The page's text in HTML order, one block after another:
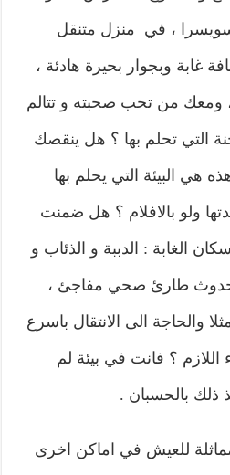
، في منزل متنقل
غابة وبجوار بحيرة هادئة ،
ومعك من تحب صحبته و تتالم
التي تحلم بها ؟ هل ينقصك
البيئة التي يحلم بها
ولو بالافلام ؟ هل ضمنت
الغابة : الدببة و الذئاب و
طارئ صحي مفاجئ ،
والحاجة الى الانتقال باسرع
؟ فانت في بيئة لم
ذلك بالحسبان .
للعيش في اماكن اخرى